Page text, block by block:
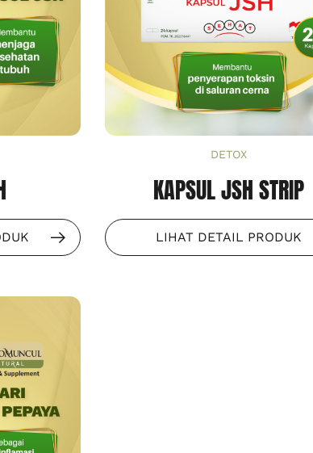
DETOX
KAPSUL JSH STRIP
LIHAT DETAIL PRODUK